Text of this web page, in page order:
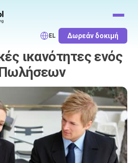
EL Δωρεάν δοκιμή
ικανότητες ενός